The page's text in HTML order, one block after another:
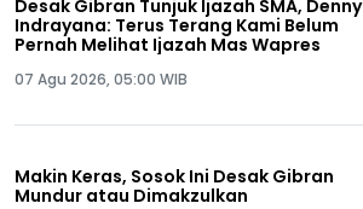
Desak Gibran Tunjuk Ijazah SMA, Denny
Indrayana: Terus Terang Kami Belum
Pernah Melihat Ijazah Mas Wapres
07 Agu 2026, 05:00 WIB
Makin Keras, Sosok Ini Desak Gibran
Mundur atau Dimakzulkan